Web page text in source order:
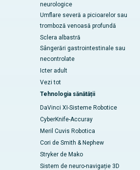
neurologice
Umflare severă a picioarelor sau
tromboză venoasă profundă
Sclera albastră
Sângerări gastrointestinale sau
necontrolate
Icter adult
Vezi tot
Tehnologia sănătății
DaVinci XI-Sisteme Robotice
CyberKnife-Accuray
Meril Cuvis Robotica
Cori de Smith & Nephew
Stryker de Mako
Sistem de neuro-navigație 3D